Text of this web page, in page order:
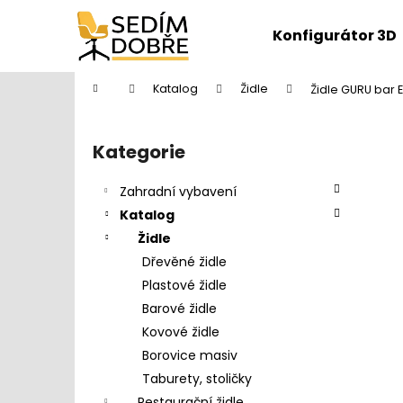
Konfigurátor 3D
Domů Katalog Židle Židle GURU bar
Přeskočit
kategorie
Kategorie
Zahradní vybavení
Katalog
Židle
Dřevěné židle
Plastové židle
Barové židle
Kovové židle
Borovice masiv
Taburety, stoličky
í
Zpět
do
Zpět
do
DĚTŠKÁ ŽIDLE FUXO S-LINE